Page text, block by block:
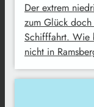
Der extrem
zum Glück
Schifffahrt. Wie
nicht in